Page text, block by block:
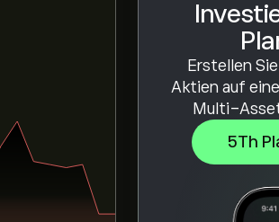
Erstellen
Aktien auf
Multi-
5Th